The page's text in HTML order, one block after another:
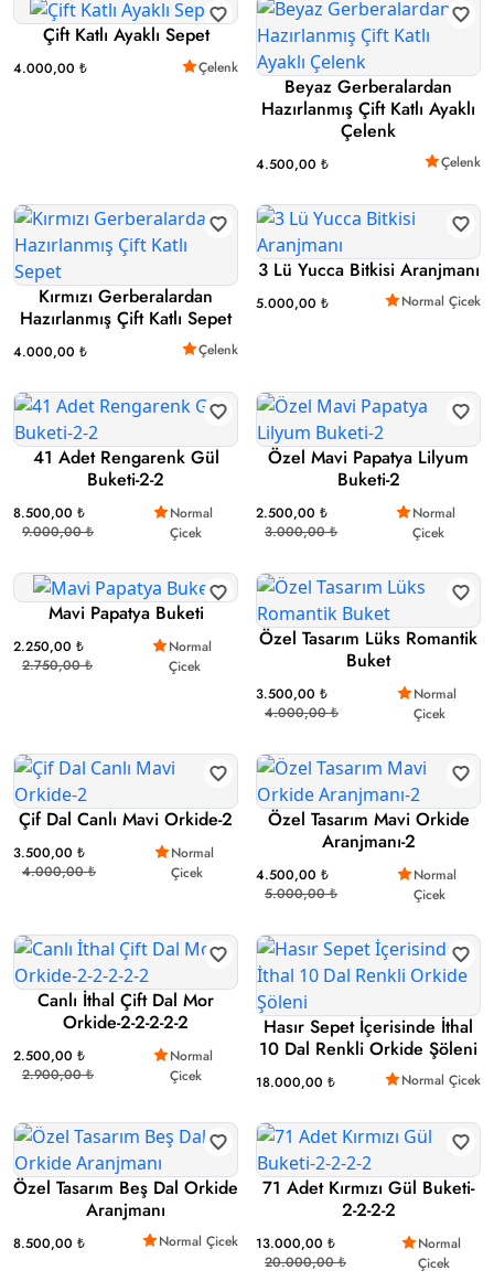
Çift Katlı Ayaklı Sepet
4.000,00 ₺ Çelenk
Beyaz Gerberalardan
Hazırlanmış Çift Katlı Ayaklı
Çelenk
4.500,00 ₺ Çelenk
Kırmızı Gerberalardan
Hazırlanmış Çift Katlı Sepet
4.000,00 ₺ Çelenk
3 Lü Yucca Bitkisi Aranjmanı
5.000,00 ₺ Normal Çicek
41 Adet Rengarenk Gül
Buketi-2-2
8.500,00 ₺
9.000,00 ₺
Normal
Çicek
Özel Mavi Papatya Lilyum
Buketi-2
2.500,00 ₺
3.000,00 ₺
Normal
Çicek
Mavi Papatya Buketi
2.250,00 ₺
2.750,00 ₺
Normal
Çicek
Özel Tasarım Lüks Romantik
Buket
3.500,00 ₺
4.000,00 ₺
Normal
Çicek
Çif Dal Canlı Mavi Orkide-2
3.500,00 ₺
4.000,00 ₺
Normal
Çicek
Özel Tasarım Mavi Orkide
Aranjmanı-2
4.500,00 ₺
5.000,00 ₺
Normal
Çicek
Canlı İthal Çift Dal Mor
Orkide-2-2-2-2-2
2.500,00 ₺
2.900,00 ₺
Normal
Çicek
Hasır Sepet İçerisinde İthal
10 Dal Renkli Orkide Şöleni
18.000,00 ₺ Normal Çicek
Özel Tasarım Beş Dal Orkide
Aranjmanı
8.500,00 ₺ Normal Çicek
71 Adet Kırmızı Gül Buketi-
2-2-2-2
13.000,00 ₺
20.000,00 ₺
Normal
Çicek